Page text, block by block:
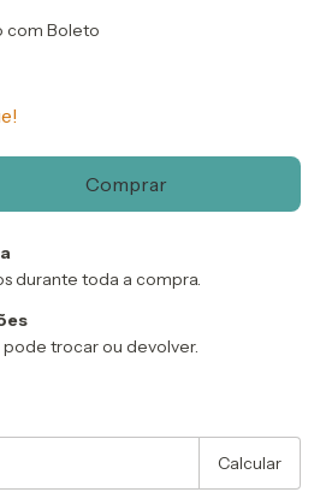
com Boleto
durante toda a compra.
trocar ou devolver.
Calcular